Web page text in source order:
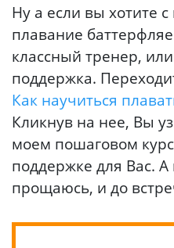
Ну а если вы хотите с
плавание
классный тренер,
поддержка.
Как научиться
Кликнув на нее, Вы
моем пошаговом
поддержке для Вас. А
прощаюсь, и до